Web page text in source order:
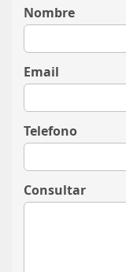
Nombre
Email
Telefono
Consultar